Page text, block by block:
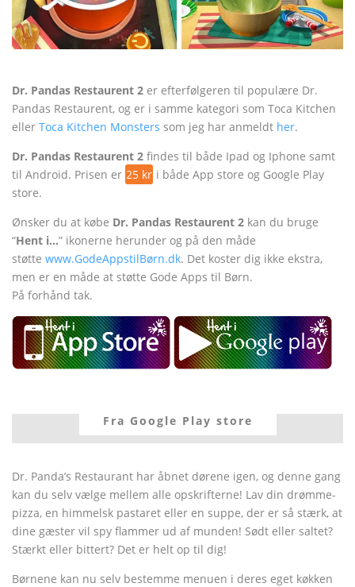
Dr. Pandas Restaurent 2 er efterfølgeren til populære Dr.
Pandas Restaurent, og er i samme kategori som Toca Kitchen
eller Toca Kitchen Monsters som jeg har anmeldt her.
Dr. Pandas Restaurent 2 findes til både Ipad og Iphone samt
til Android. Prisen er 25 kr i både App store og Google Play
store.
Ønsker du at købe Dr. Pandas Restaurent 2 kan du bruge
“Hent i…” ikonerne herunder og på den måde
støtte www.GodeAppstilBørn.dk. Det koster dig ikke ekstra,
men er en måde at støtte Gode Apps til Børn.
På forhånd tak.
Fra Google Play store
Dr. Panda’s Restaurant har åbnet dørene igen, og denne gang
kan du selv vælge mellem alle opskrifterne! Lav din drømme-
pizza, en himmelsk pastaret eller en suppe, der er så stærk, at
dine gæster vil spy flammer ud af munden! Sødt eller saltet?
Stærkt eller bittert? Det er helt op til dig!
Børnene kan nu selv bestemme menuen i deres eget køkken